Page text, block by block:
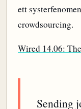
ett
crowdsourcing.
Wired 14.06:
Sending